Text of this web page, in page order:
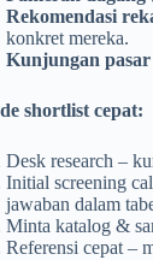
Rekomendasi
konkret mereka.
Kunjungan
shortlist cepat:
Desk research –
Initial screening
jawaban dalam
Minta katalog &
Referensi cepat –